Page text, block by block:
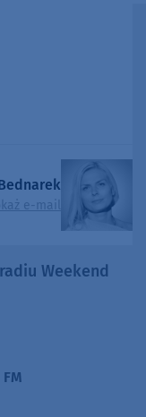
e-mail
Weekend